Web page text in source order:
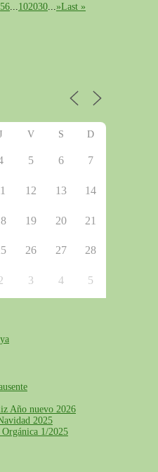
56 102030 »Last »
V S D
5 6 7
12 13 14
19 20 21
26 27 28
3 4 5
Año nuevo 2026
2025
1/2025